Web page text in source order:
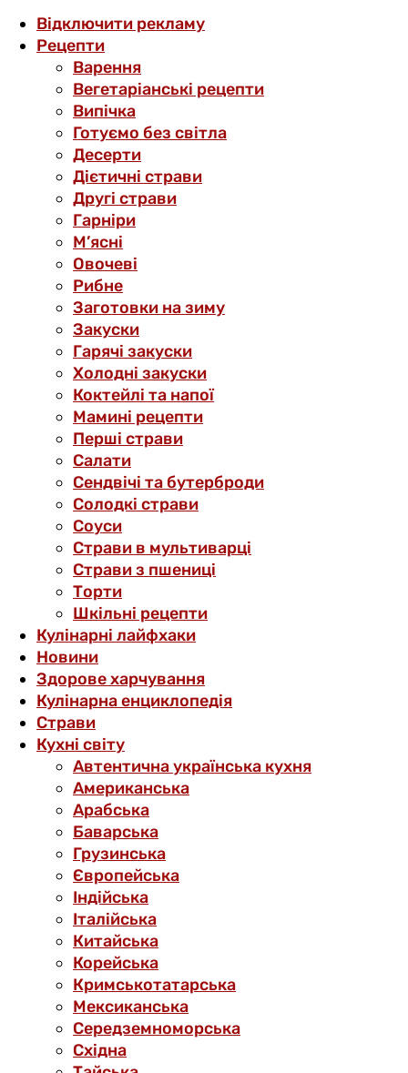
Відключити рекламу
Рецепти
Варення
Вегетаріанські рецепти
Випічка
Готуємо без світла
Десерти
Дієтичні страви
Другі страви
Гарніри
М’ясні
Овочеві
Рибне
Заготовки на зиму
Закуски
Гарячі закуски
Холодні закуски
Коктейлі та напої
Мамині рецепти
Перші страви
Салати
Сендвічі та бутерброди
Солодкі страви
Соуси
Страви в мультиварці
Страви з пшениці
Торти
Шкільні рецепти
Кулінарні лайфхаки
Новини
Здорове харчування
Кулінарна енциклопедія
Страви
Кухні світу
Автентична українська кухня
Американська
Арабська
Баварська
Грузинська
Європейська
Індійська
Італійська
Китайська
Корейська
Кримськотатарська
Мексиканська
Середземноморська
Східна